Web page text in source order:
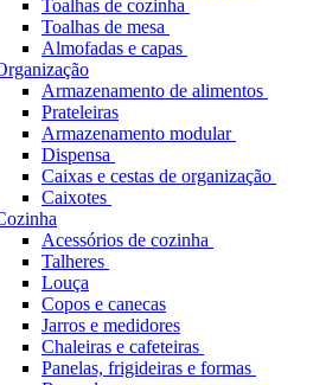
Toalhas de cozinha
Toalhas de mesa
Almofadas e capas
Armazenamento de alimentos
Prateleiras
Armazenamento modular
Dispensa
Caixas e cestas de organização
Caixotes
Acessórios de cozinha
Talheres
Louça
Copos e canecas
Jarros e medidores
Chaleiras e cafeteiras
Panelas, frigideiras e formas